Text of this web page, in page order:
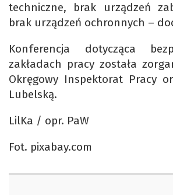
techniczne, brak urządzeń
brak urządzeń ochronnych –
Konferencja dotycząca
zakładach pracy została
Okręgowy Inspektorat Pracy
Lubelską.
LilKa / opr. PaW
Fot. pixabay.com